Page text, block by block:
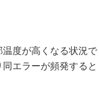
度が高くなる状況で
エラーが頻発すると